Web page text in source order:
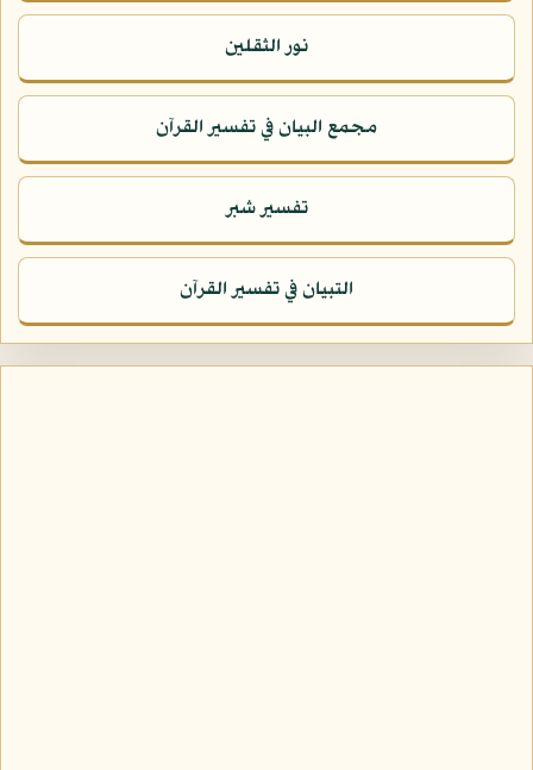
نور الثقلين
مجمع البيان في تفسير القرآن
تفسير شبر
التبيان في تفسير القرآن